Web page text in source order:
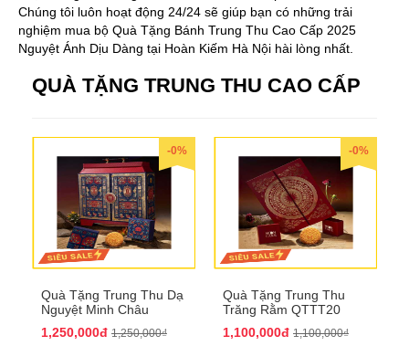
Chúng tôi luôn hoạt động 24/24 sẽ giúp bạn có những trải
nghiệm mua bộ Quà Tặng Bánh Trung Thu Cao Cấp 2025
Nguyệt Ánh Dịu Dàng tại Hoàn Kiếm Hà Nội hài lòng nhất.
QUÀ TẶNG TRUNG THU CAO CẤP
-0%
Quà Tặng Trung Thu Dạ
Nguyệt Minh Châu
1,250,000đ 1,250,000₫
-0%
Quà Tặng Trung Thu
Trăng Rằm QTTT20
1,100,000đ 1,100,000₫